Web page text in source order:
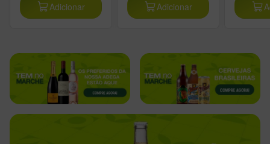
Adicionar
Adicionar